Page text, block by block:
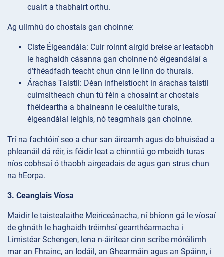
cuairt a thabhairt orthu.
Ag ullmhú do chostais gan choinne:
Ciste Éigeandála: Cuir roinnt airgid breise ar leataobh
le haghaidh cásanna gan choinne nó éigeandálaí a
d’fhéadfadh teacht chun cinn le linn do thurais.
Árachas Taistil: Déan infheistíocht in árachas taistil
cuimsitheach chun tú féin a chosaint ar chostais
fhéideartha a bhaineann le cealuithe turais,
éigeandálaí leighis, nó teagmhais gan choinne.
Trí na fachtóirí seo a chur san áireamh agus do bhuiséad a
phleanáil dá réir, is féidir leat a chinntiú go mbeidh turas
níos cobhsaí ó thaobh airgeadais de agus gan strus chun
na hEorpa.
3. Ceanglais Víosa
Maidir le taistealaithe Meiriceánacha, ní bhíonn gá le víosaí
de ghnáth le haghaidh tréimhsí gearrthéarmacha i
Limistéar Schengen, lena n-áirítear cinn scríbe móréilimh
mar an Fhrainc, an Iodáil, an Ghearmáin agus an Spáinn, i